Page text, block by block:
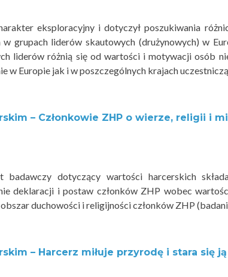
eksploracyjny i dotyczył poszukiwania
grupach liderów skautowych (drużynowych) w
liderów różnią się od wartości i motywacji osób
w Europie jak i w poszczególnych krajach
– Członkowie ZHP o wierze, religii i
dotyczący wartości harcerskich
deklaracji i postaw członków ZHP wobec
duchowości i religijności członków ZHP
– Harcerz miłuje przyrodę i stara się